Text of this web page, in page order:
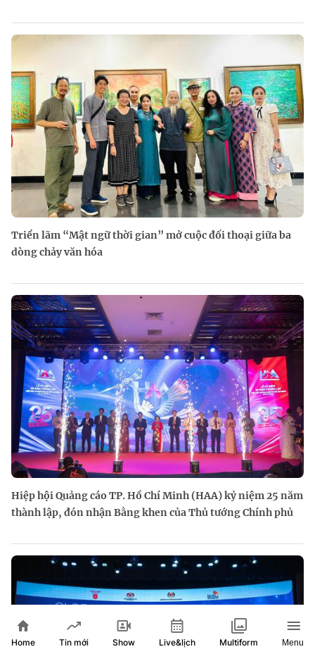
Triển lãm “Mật ngữ thời gian” mở cuộc đối thoại giữa ba
dòng chảy văn hóa
Hiệp hội Quảng cáo TP. Hồ Chí Minh (HAA) kỷ niệm 25 năm
thành lập, đón nhận Bằng khen của Thủ tướng Chính phủ
Home Tin mới Show Live&lịch Multiform Menu